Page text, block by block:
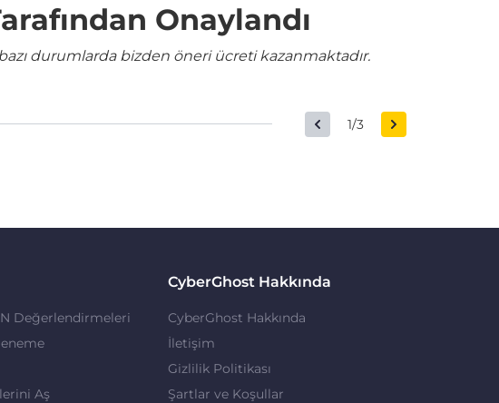
Onaylandı
durumlarda bizden öneri ücreti kazanmaktadır.
1/3
Değerlendirmeleri
Aş
CyberGhost Hakkında
CyberGhost Hakkında
İletişim
Gizlilik Politikası
Şartlar ve Koşullar